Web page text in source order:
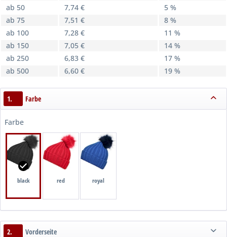
ab 50
7,74 €
5 %
ab 75
7,51 €
8 %
ab 100
7,28 €
11 %
ab 150
7,05 €
14 %
ab 250
6,83 €
17 %
ab 500
6,60 € 19 %
1. Farbe
Farbe
black red royal
2. Vorderseite